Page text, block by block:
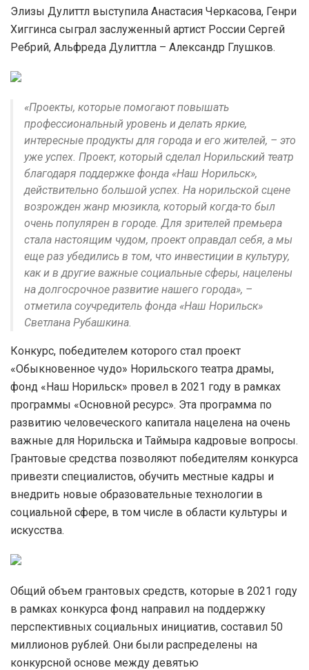
Элизы Дулиттл выступила Анастасия Черкасова, Генри
Хиггинса сыграл заслуженный артист России Сергей
Ребрий, Альфреда Дулиттла – Александр Глушков.
«Проекты, которые помогают повышать
профессиональный уровень и делать яркие,
интересные продукты для города и его жителей, – это
уже успех. Проект, который сделал Норильский театр
благодаря поддержке фонда «Наш Норильск»,
действительно большой успех. На норильской сцене
возрожден жанр мюзикла, который когда-то был
очень популярен в городе. Для зрителей премьера
стала настоящим чудом, проект оправдал себя, а мы
еще раз убедились в том, что инвестиции в культуру,
как и в другие важные социальные сферы, нацелены
на долгосрочное развитие нашего города», –
отметила соучредитель фонда «Наш Норильск»
Светлана Рубашкина.
Конкурс, победителем которого стал проект
«Обыкновенное чудо» Норильского театра драмы,
фонд «Наш Норильск» провел в 2021 году в рамках
программы «Основной ресурс». Эта программа по
развитию человеческого капитала нацелена на очень
важные для Норильска и Таймыра кадровые вопросы.
Грантовые средства позволяют победителям конкурса
привезти специалистов, обучить местные кадры и
внедрить новые образовательные технологии в
социальной сфере, в том числе в области культуры и
искусства.
Общий объем грантовых средств, которые в 2021 году
в рамках конкурса фонд направил на поддержку
перспективных социальных инициатив, составил 50
миллионов рублей. Они были распределены на
конкурсной основе между девятью